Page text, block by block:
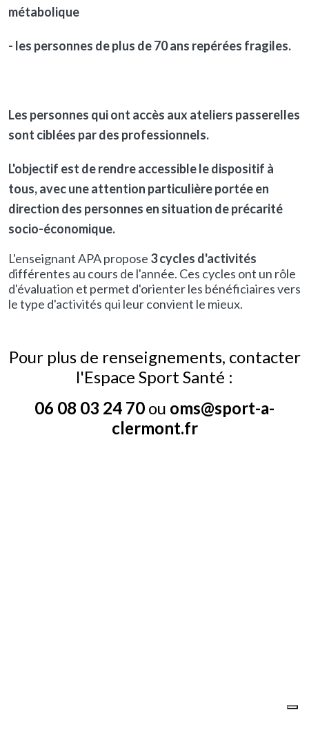
métabolique
- les personnes de plus de70 ans repérées fragiles.
Les personnes qui ont accès aux ateliers passerelles
sont ciblées par des professionnels.
L'objectif est de rendre accessible le dispositif à
tous, avec une attention particulière portée en
direction des personnes en situation de précarité
socio-économique.
L'enseignant APA propose 3 cycles d'activités
différentes au cours de l'année. Ces cycles ont un rôle
d'évaluation et permet d'orienter les bénéficiaires vers
le type d'activités qui leur convient le mieux.
Pour plus de renseignements, contacter
l'Espace Sport Santé :
06 08 03 24 70 ou oms@sport-a-
clermont.fr